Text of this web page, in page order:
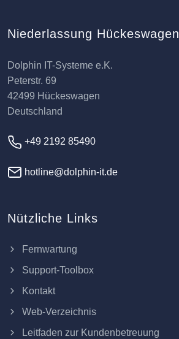
Niederlassung Hückeswagen
Dolphin IT-Systeme e.K.
Peterstr. 69
42499 Hückeswagen
Deutschland
+49 2192 85490
hotline@dolphin-it.de
Nützliche Links
Fernwartung
Support-Toolbox
Kontakt
Web-Verzeichnis
Leitfaden zur Kundenbetreuung